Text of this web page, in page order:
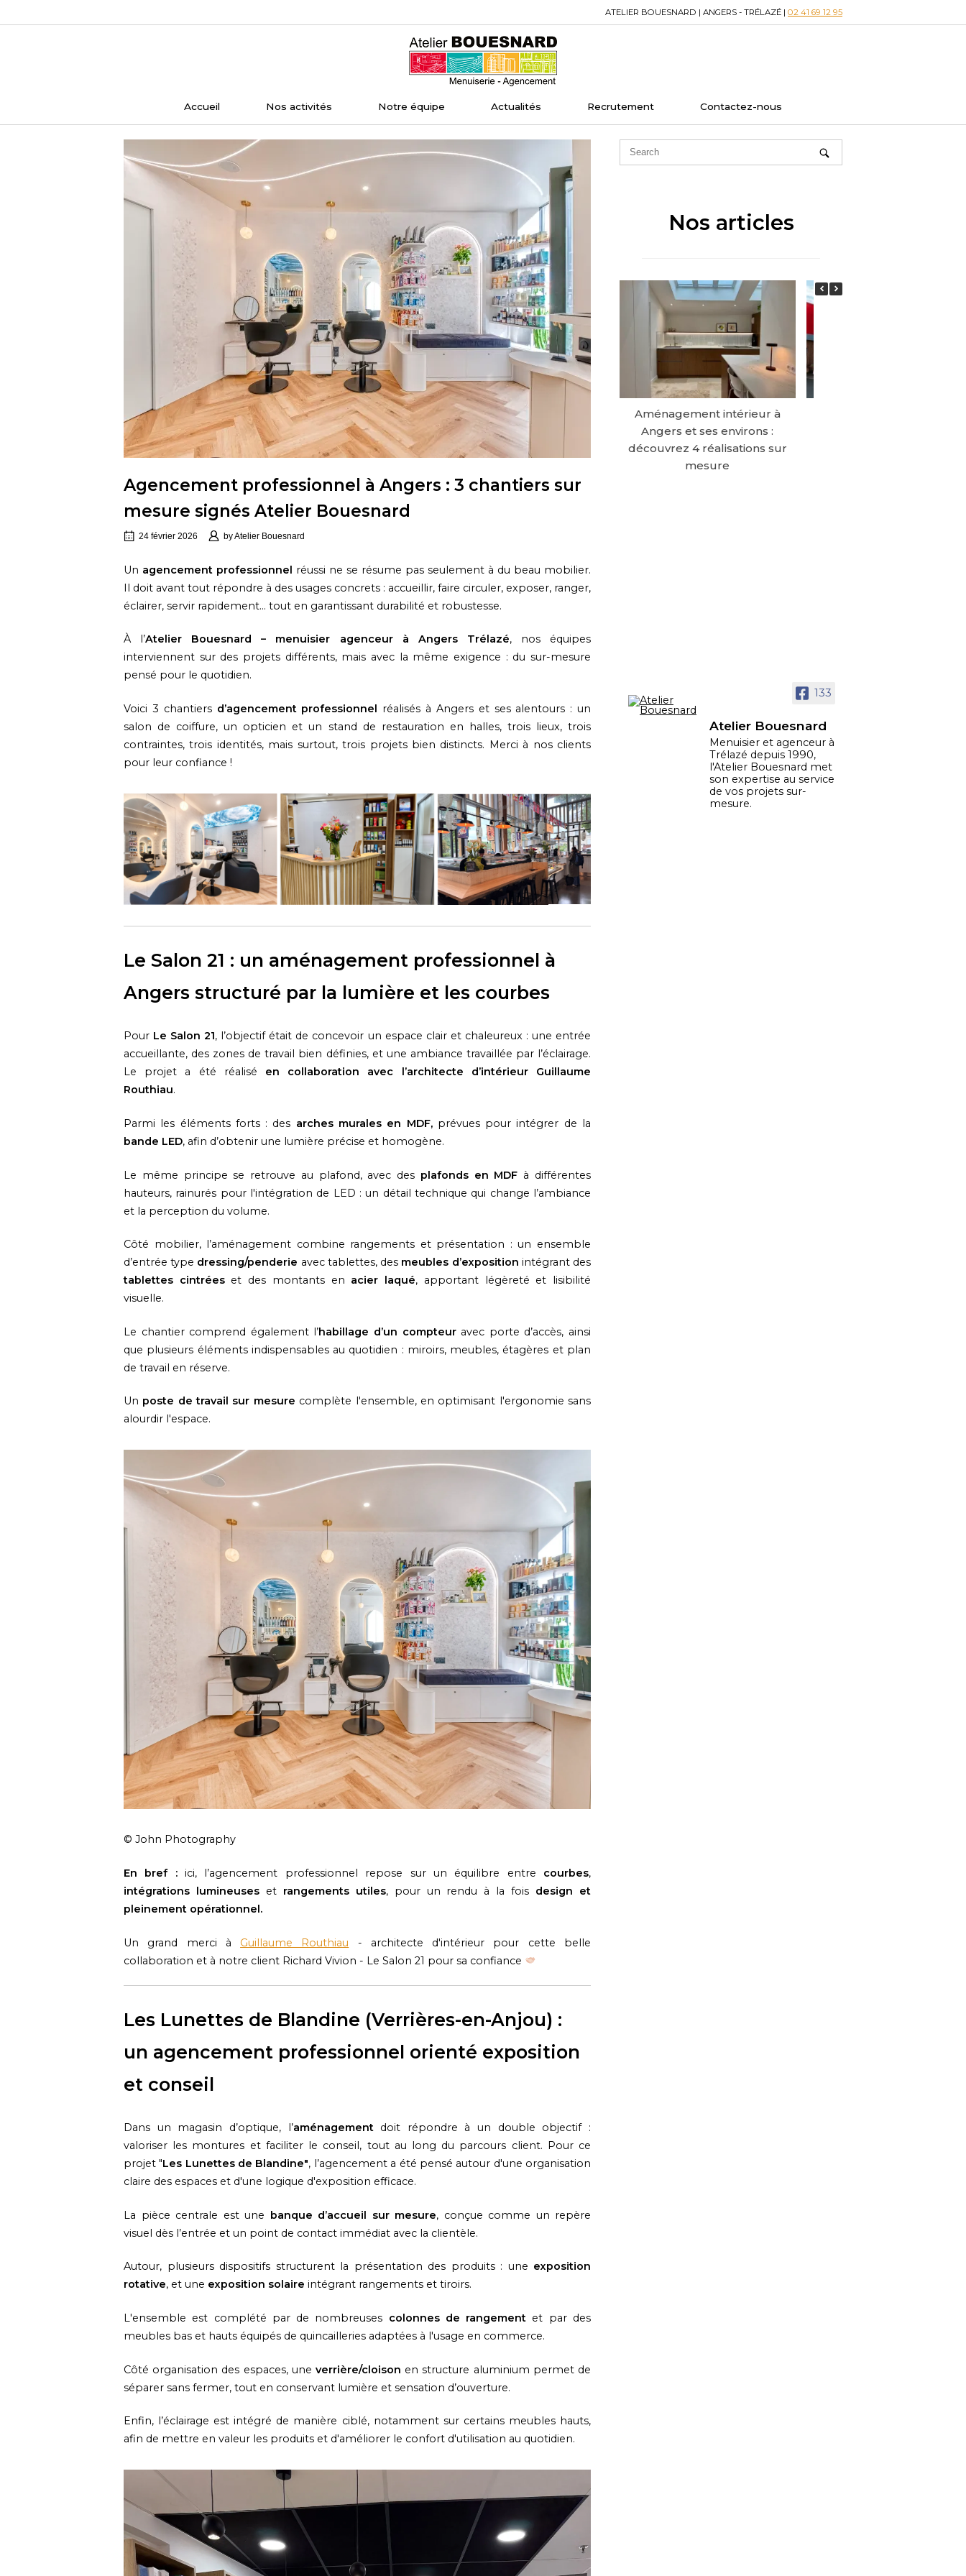
to
ATELIER BOUESNARD | ANGERS - TRÉLAZÉ | 02 41 69 12 95
Home
Accueil Nos activités Notre équipe Actualités Recrutement Contactez-nous
Agencement professionnel à Angers : 3 chantiers sur
mesure signés Atelier Bouesnard
24 février 2026 byAtelier Bouesnard
Un agencement professionnel réussi ne se résume pas seulement à du beau mobilier.
Il doit avant tout répondre à des usages concrets : accueillir, faire circuler, exposer, ranger,
éclairer, servir rapidement… tout en garantissant durabilité et robustesse.
À l’Atelier Bouesnard – menuisier agenceur à Angers Trélazé, nos équipes
interviennent sur des projets différents, mais avec la même exigence : du sur-mesure
pensé pour le quotidien.
Voici 3 chantiers d’agencement professionnel réalisés à Angers et ses alentours : un
salon de coiffure, un opticien et un stand de restauration en halles, trois lieux, trois
contraintes, trois identités, mais surtout, trois projets bien distincts. Merci à nos clients
pour leur confiance !
Le Salon 21 : un aménagement professionnel à
Angers structuré par la lumière et les courbes
Pour Le Salon 21, l’objectif était de concevoir un espace clair et chaleureux : une entrée
accueillante, des zones de travail bien définies, et une ambiance travaillée par l’éclairage.
Le projet a été réalisé en collaboration avec l’architecte d’intérieur Guillaume
Routhiau.
Parmi les éléments forts : des arches murales en MDF, prévues pour intégrer de la
bande LED, afin d’obtenir une lumière précise et homogène.
Le même principe se retrouve au plafond, avec des plafonds en MDF à différentes
hauteurs, rainurés pour l'intégration de LED : un détail technique qui change l’ambiance
et la perception du volume.
Côté mobilier, l’aménagement combine rangements et présentation : un ensemble
d’entrée type dressing/penderie avec tablettes, des meubles d’exposition intégrant des
tablettes cintréeset des montants en acier laqué, apportant légèreté et lisibilité
visuelle.
Le chantier comprend également l’habillage d’un compteuravec porte d’accès, ainsi
que plusieurs éléments indispensables au quotidien : miroirs, meubles, étagères et plan
de travail en réserve.
Un poste de travail sur mesure complète l'ensemble, en optimisant l'ergonomie sans
alourdir l'espace.
© John Photography
En bref :ici, l’agencement professionnel repose sur un équilibre entre courbes,
intégrations lumineuseset rangements utiles, pour un rendu à la fois design et
pleinement opérationnel.
Un grand merci à Guillaume Routhiau - architecte d'intérieur pour cette belle
collaboration et à notre client Richard Vivion - Le Salon 21 pour sa confiance
Les Lunettes de Blandine (Verrières-en-Anjou) :
un agencement professionnel orienté exposition
et conseil
Dans un magasin d’optique, l’aménagement doit répondre à un double objectif :
valoriser les montures et faciliter le conseil, tout au long du parcours client. Pour ce
projet "Les Lunettes de Blandine", l’agencement a été pensé autour d'une organisation
claire des espaces et d'une logique d'exposition efficace.
La pièce centrale est une banque d’accueil sur mesure, conçue comme un repère
visuel dès l’entrée et un point de contact immédiat avec la clientèle.
Autour, plusieurs dispositifs structurent la présentation des produits : une exposition
rotative, et une exposition solaire intégrant rangements et tiroirs.
L'ensemble est complété par de nombreuses colonnes de rangement et par des
meubles bas et hauts équipés de quincailleries adaptées à l'usage en commerce.
Côté organisation des espaces, une verrière/cloison en structure aluminium permet de
séparer sans fermer, tout en conservant lumière et sensation d’ouverture.
Enfin, l’éclairage est intégré de manière ciblé, notamment sur certains meubles hauts,
afin de mettre en valeur les produits et d'améliorer le confort d'utilisation au quotidien.
Nos articles
Aménagement intérieur à
Angers et ses environs :
découvrez 4 réalisations sur
mesure
133
Atelier Bouesnard
Menuisier et agenceur à
Trélazé depuis 1990,
l'Atelier Bouesnard met
son expertise au service
de vos projets sur-
mesure.